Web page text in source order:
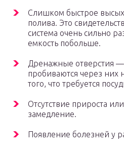
Слишком быстрое
полива. Это
система очень сильно
емкость побольше.
Дренажные отверстия
пробиваются через них
того, что требуется
Отсутствие прироста
замедление.
Появление болезней у